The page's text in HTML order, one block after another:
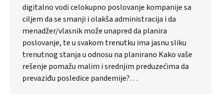
digitalno vodi celokupno poslovanje kompanije sa
ciljem da se smanji i olakša administracija i da
menadžer/vlasnik može unapred da planira
poslovanje, te u svakom trenutku ima jasnu sliku
trenutnog stanja u odnosu na planirano Kako vaše
rešenje pomažu malim i srednjim preduzećima da
prevaziđu posledice pandemije?…